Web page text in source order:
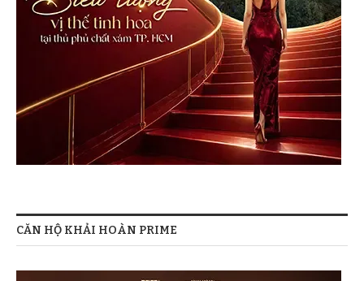
CĂN HỘ KHẢI HOÀN PRIME